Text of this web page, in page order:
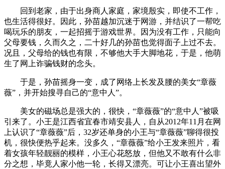
回到老家，由于出身商人家庭，家境殷实，即使不工作，
也生活得很好。因此，孙苗越加沉迷于网游，并结识了一帮吃
喝玩乐的朋友，一起招摇于游戏世界。因为没有工作，只能向
父母要钱，久而久之，二十好几的孙苗也觉得面子上过不去。
况且，父母给的钱也有限，不够他大手大脚地花，于是，他萌
生了网上诈骗钱财的念头。
于是，孙苗摇身一变，成了网络上长发及腰的美女“章薇
薇”，并开始搜寻自己的“意中人”。
美女的磁场总是强大的，很快，“章薇薇”的“意中人”被吸
引来了。小王是江西省宜春市靖安县人，自从2012年11月在网
上认识了“章薇薇”后，32岁还单身的小王与“章薇薇”聊得很投
机，很快便热乎起来。没多久，“章薇薇”给小王发来照片，看
着女孩年轻靓丽的模样，小王心花怒放，但他又不敢有什么非
分之想，毕竟人家小他一轮，长得又漂亮。可让小王喜出望外